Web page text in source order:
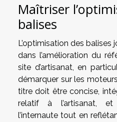
Maîtriser
balises
L’optimisation des
dans l’amélioration du
site d’artisanat, en
démarquer sur les
titre doit être concise,
relatif à l’artisanat,
l’internaute tout en